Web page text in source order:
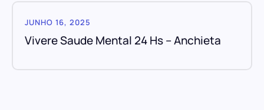
JUNHO 16, 2025
Vivere Saude Mental 24 Hs – Anchieta